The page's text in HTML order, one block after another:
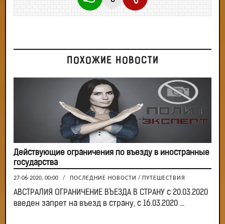
ПОХОЖИЕ НОВОСТИ
Действующие ограничения по въезду в иностранные
государства
27-06-2020, 00:00 / ПОСЛЕДНИЕ НОВОСТИ / ПУТЕШЕСТВИЯ
АВСТРАЛИЯ ОГРАНИЧЕНИЕ ВЪЕЗДА В СТРАНУ с 20.03.2020
введен запрет на въезд в страну, с 16.03.2020 ...